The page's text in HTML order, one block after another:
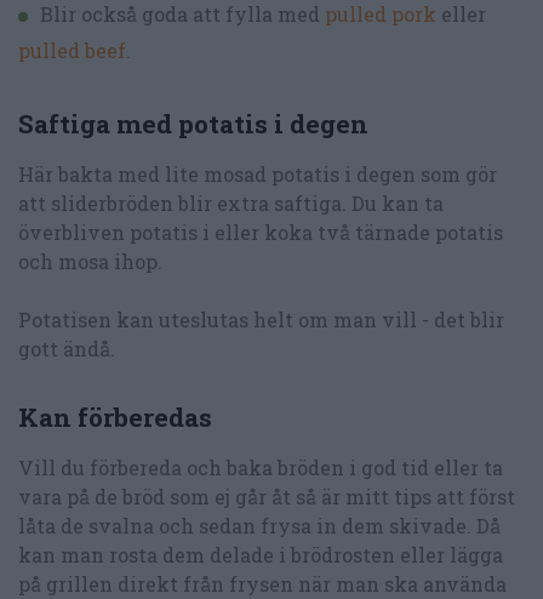
Blir också goda att fylla med pulled pork eller
pulled beef.
Saftiga med potatis i degen
Här bakta med lite mosad potatis i degen som gör
att sliderbröden blir extra saftiga. Du kan ta
överbliven potatis i eller koka två tärnade potatis
och mosa ihop.
Potatisen kan uteslutas helt om man vill - det blir
gott ändå.
Kan förberedas
Vill du förbereda och baka bröden i god tid eller ta
vara på de bröd som ej går åt så är mitt tips att först
låta de svalna och sedan frysa in dem skivade. Då
kan man rosta dem delade i brödrosten eller lägga
på grillen direkt från frysen när man ska använda